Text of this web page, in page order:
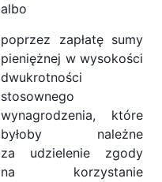
albo
poprzez zapłatę sumy
pieniężnej w wysokości
dwukrotności
stosownego
wynagrodzenia, które
byłoby należne
za udzielenie zgody
na korzystanie